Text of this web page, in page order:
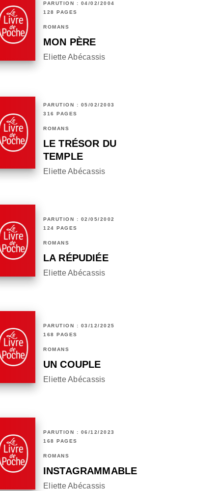
PARUTION : 04/02/2004
128 PAGES
ROMANS
MON PÈRE
Eliette Abécassis
PARUTION : 05/02/2003
316 PAGES
ROMANS
LE TRÉSOR DU
TEMPLE
Eliette Abécassis
PARUTION : 02/05/2002
124 PAGES
ROMANS
LA RÉPUDIÉE
Eliette Abécassis
PARUTION : 03/12/2025
168 PAGES
ROMANS
UN COUPLE
Eliette Abécassis
PARUTION : 06/12/2023
168 PAGES
ROMANS
INSTAGRAMMABLE
Eliette Abécassis